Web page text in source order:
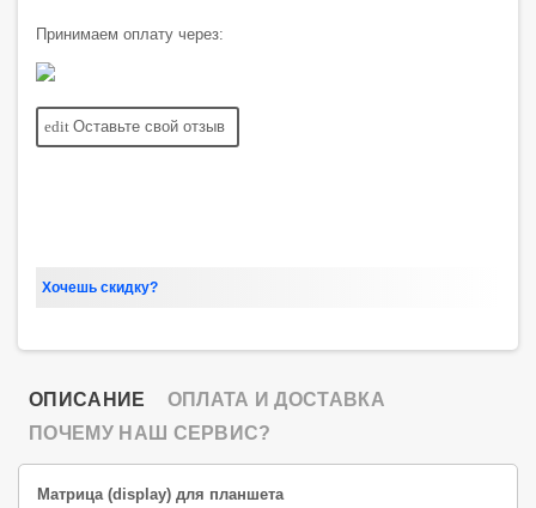
Принимаем оплату через:
edit Оставьте свой отзыв
Хочешь скидку?
ОПИСАНИЕ
ОПЛАТА И ДОСТАВКА
ПОЧЕМУ НАШ СЕРВИС?
Матрица (display) для планшета